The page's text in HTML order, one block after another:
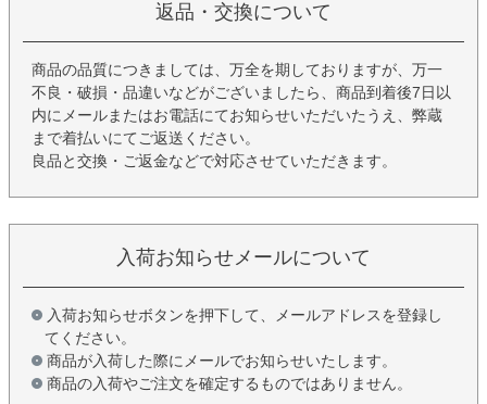
返品・交換について
商品の品質につきましては、万全を期しておりますが、万一
不良・破損・品違いなどがございましたら、商品到着後7日以
内にメールまたはお電話にてお知らせいただいたうえ、弊蔵
まで着払いにてご返送ください。
良品と交換・ご返金などで対応させていただきます。
入荷お知らせメールについて
入荷お知らせボタンを押下して、メールアドレスを登録し
てください。
商品が入荷した際にメールでお知らせいたします。
商品の入荷やご注文を確定するものではありません。